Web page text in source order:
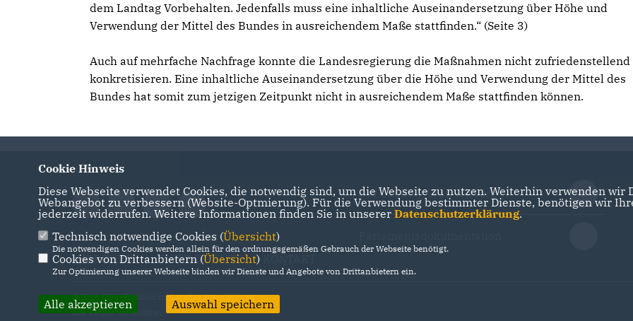
dem Landtag Vorbehalten. Jedenfalls muss eine inhaltliche Auseinandersetzung über Höhe und
Verwendung der Mittel des Bundes in ausreichendem Maße stattfinden.“ (Seite 3)
Auch auf mehrfache Nachfrage konnte die Landesregierung die Maßnahmen nicht zufriedenstellend
konkretisieren. Eine inhaltliche Auseinandersetzung über die Höhe und Verwendung der Mittel des
Bundes hat somit zum jetzigen Zeitpunkt nicht in ausreichendem Maße stattfinden können.
IMPRESSUM DATENSCHUTZ
Der Landtag Brandenburg
@2026 CDU-Fraktion im Landtag Brandenburg
Alle Rechte vorbehalten.
Cookie Hinweis
Diese Webseite verwendet Cookies, die notwendig sind, um die Webseite zu nutzen. Weiterhin verwenden
Webangebot zu verbessern (Website-Optmierung). Für die Verwendung bestimmter Dienste, benötigen wir
jederzeit widerrufen. Weitere Informationen finden Sie in unserer Datenschutzerklärung.
Technisch notwendige Cookies (Übersicht)
Die notwendigen Cookies werden allein für den ordnungsgemäßen Gebrauch der Webseite benötigt.
Cookies von Drittanbietern (Übersicht)
Zur Optimierung unserer Webseite binden wir Dienste und Angebote von Drittanbietern ein.
Alle akzeptieren Auswahl speichern